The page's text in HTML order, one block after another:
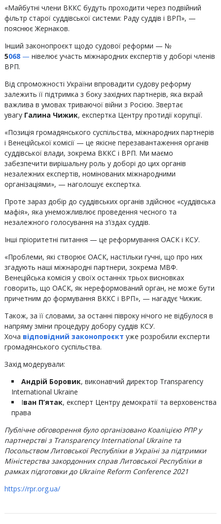
«Майбутні члени ВККС будуть проходити через подвійний
фільтр старої суддівської системи: Раду суддів і ВРП», —
пояснює Жернаков.
Інший законопроєкт щодо судової реформи — №
5068 — нівелює участь міжнародних експертів у доборі членів
ВРП.
Від спроможності України впровадити судову реформу
залежить її підтримка з боку західних партнерів, яка вкрай
важлива в умовах триваючої війни з Росією. Звертає
увагу Галина Чижик, експертка Центру протидії корупції.
«Позиція громадянського суспільства, міжнародних партнерів
і Венеційської комісії — це якісне перезавантаження органів
суддівської влади, зокрема ВККС і ВРП. Ми маємо
забезпечити вирішальну роль у доборі до цих органів
незалежних експертів, номінованих міжнародними
організаціями», — наголошує експертка.
Проте зараз добір до суддівських органів здійснює «суддівська
мафія», яка унеможливлює проведення чесного та
незалежного голосування на з’їздах суддів.
Інші пріоритетні питання — це реформування ОАСК і КСУ.
«Проблеми, які створює ОАСК, настільки гучні, що про них
згадують наші міжнародні партнери, зокрема МВФ.
Венеційська комісія у своїх останніх трьох висновках
говорить, що ОАСК, як нереформований орган, не може бути
причетним до формування ВККС і ВРП», — нагадує Чижик.
Також, за її словами, за останні півроку нічого не відбулося в
напряму зміни процедуру добору суддів КСУ.
Хоча відповідний законопроєкт уже розробили експерти
громадянського суспільства.
Захід модерували:
Андрій Боровик, виконавчий директор Transparency
International Ukraine
Іван П’ятак, експерт Центру демократії та верховенства
права
Публічне обговорення було організовано Коаліцією РПР у
партнерстві з Transparency International Ukraine та
Посольством Литовської Республіки в Україні за підтримки
Міністерства закордонних справ Литовської Республіки в
рамках підготовки до Ukraine Reform Conference 2021
https://rpr.org.ua/